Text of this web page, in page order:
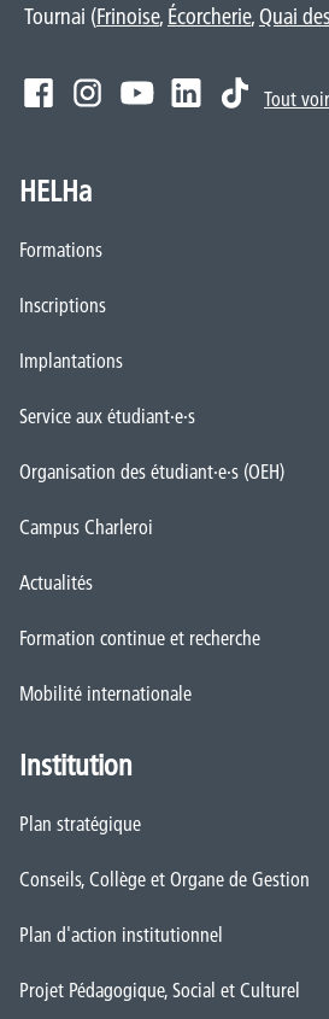
Tournai (Frinoise, Écorcherie, Quai
Tout voir
HELHa
Formations
Inscriptions
Implantations
Service aux étudiant·e·s
Organisation des étudiant·e·s (OEH)
Campus Charleroi
Actualités
Formation continue et recherche
Mobilité internationale
Institution
Plan stratégique
Conseils, Collège et Organe de Gestion
Plan d'action institutionnel
Projet Pédagogique, Social et Culturel